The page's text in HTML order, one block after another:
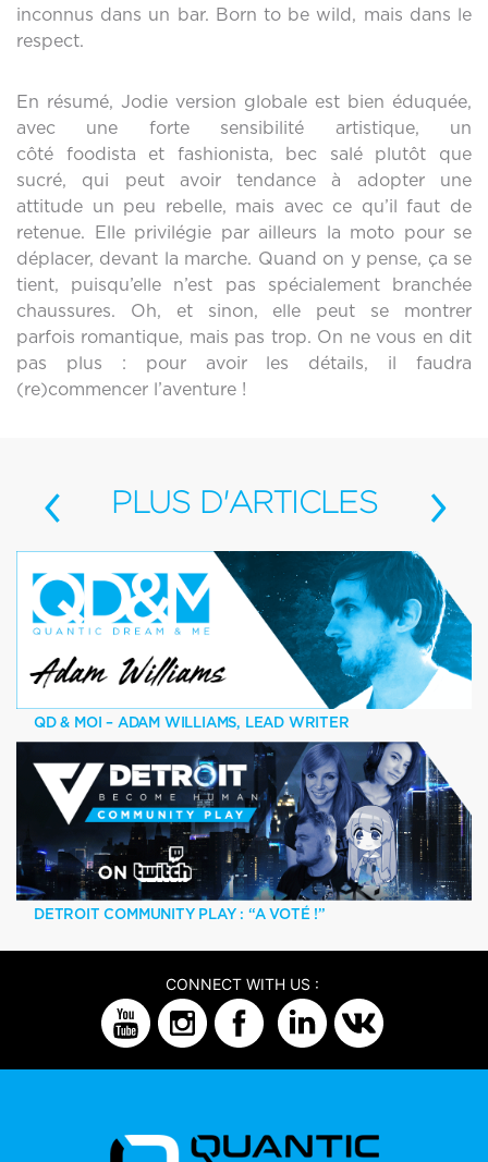
inconnus dans un bar. Born to be wild, mais dans le
respect.
En résumé, Jodie version globale est bien éduquée,
avec une forte sensibilité artistique, un
côté foodista et fashionista, bec salé plutôt que
sucré, qui peut avoir tendance à adopter une
attitude un peu rebelle, mais avec ce qu’il faut de
retenue. Elle privilégie par ailleurs la moto pour se
déplacer, devant la marche. Quand on y pense, ça se
tient, puisqu’elle n’est pas spécialement branchée
chaussures. Oh, et sinon, elle peut se montrer
parfois romantique, mais pas trop. On ne vous en dit
pas plus : pour avoir les détails, il faudra
(re)commencer l’aventure !
QD & MOI – ADAM WILLIAMS, LEAD WRITER
‹ PLUS D'ARTICLES ›
DETROIT COMMUNITY PLAY : “A VOTÉ !”
CONNECT WITH US :